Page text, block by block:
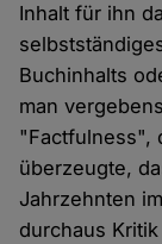
Inhalt für ihn
Buchinhalts
man
"Factfulness",
überzeugte,
Jahrzehnten
durchaus